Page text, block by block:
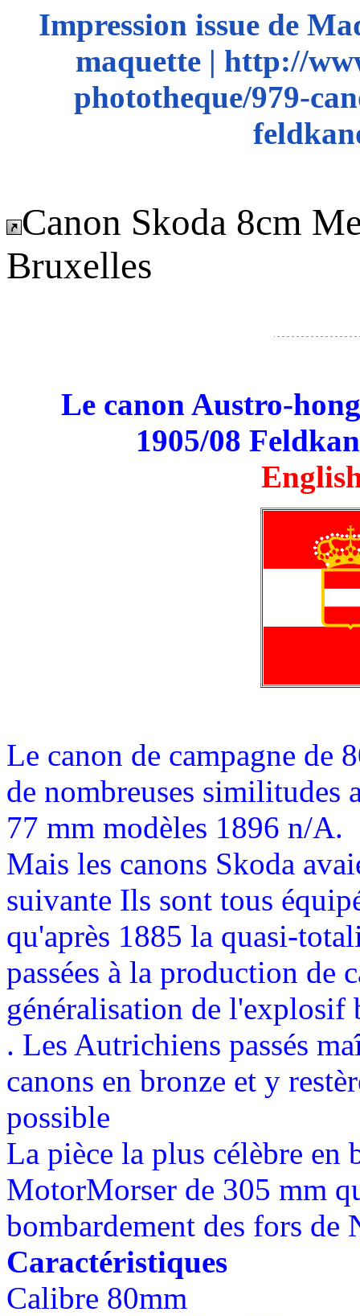
Impression issue de
maquette | http://
phototheque/979-
Canon Skoda 8cm
Bruxelles
Le canon Austro-
1905/08
Le canon de campagne de
de nombreuses similitudes
77 mm modèles 1896 n/A.
Mais les canons Skoda
suivante Ils sont tous
qu'après 1885 la quasi-
passées à la production de
généralisation de l'explosif
. Les Autrichiens passés
canons en bronze et y
possible
La pièce la plus célèbre en
MotorMorser de 305 mm
bombardement des fors de
Caractéristiques
Calibre 80mm